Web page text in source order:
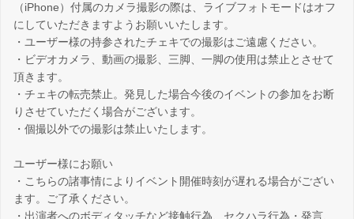
（iPhone）付属のカメラ撮影の際は、ライブフォトモードはオフ
にしていただきますようお願いいたします。
・ユーザー様の持参されたチェキでの撮影はご遠慮ください。
・ビデオカメラ、動画の撮影、三脚、一脚の使用は禁止とさせて
頂きます。
・チェキの転売禁止。発見した場合今後のイベントの参加をお断
りさせていただく場合がございます。
・個撮以外での撮影は禁止いたします。
ユーザー様にお願い
・こちらの諸事情によりイベント開催時刻が遅れる場合がござい
ます。ご了承ください。
・出演者へのボディタッチなど接触行為、セクハラ行為・発言、